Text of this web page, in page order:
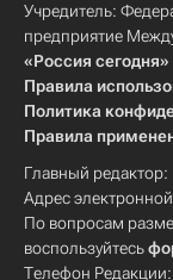
Учредитель:
предприятие
«Россия сегодня»
Правила
Политика
Правила
Главный редактор:
Адрес
По вопросам
воспользуйтесь
Телефон Редакции: